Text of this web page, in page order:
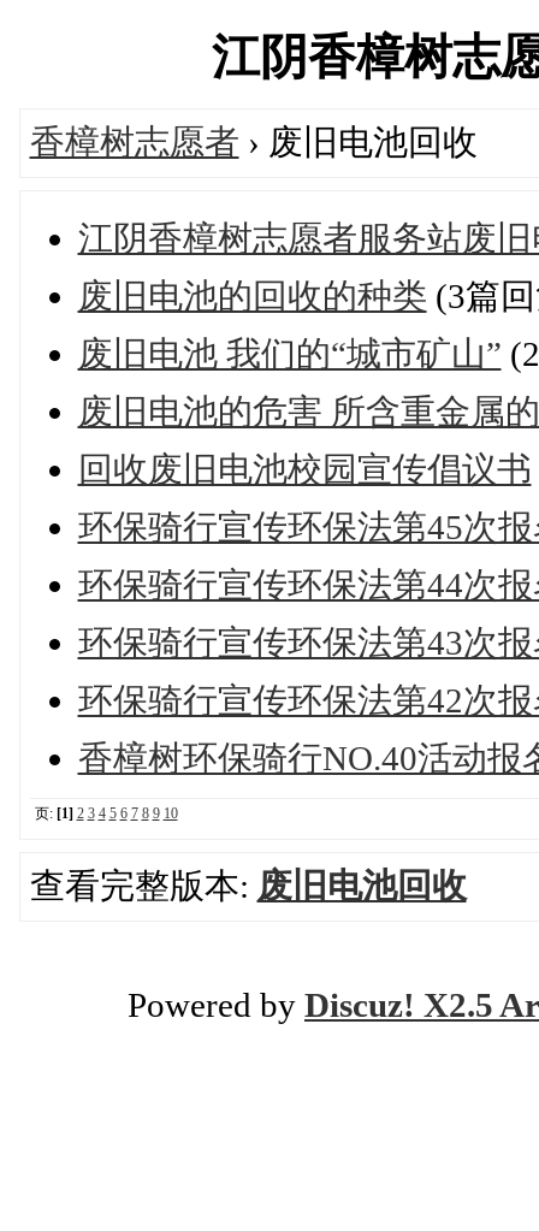
江阴香樟树志
香樟树志愿者 › 废旧电池回收
江阴香樟树志愿者服务站废
废旧电池的回收的种类 (3篇
废旧电池 我们的“城市矿山”
废旧电池的危害 所含重金属
回收废旧电池校园宣传倡议书
环保骑行宣传环保法第45次
环保骑行宣传环保法第44次
环保骑行宣传环保法第43次
环保骑行宣传环保法第42次
香樟树环保骑行NO.40活动报
页: [1] 2 3 4 5 6 7 8 9 10
查看完整版本: 废旧电池回收
Powered by Discuz! X2.5